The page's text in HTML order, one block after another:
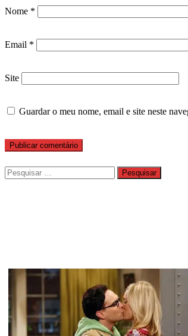
Nome *
Email *
Site
Guardar o meu nome, email e site neste
Pesquisar
por: